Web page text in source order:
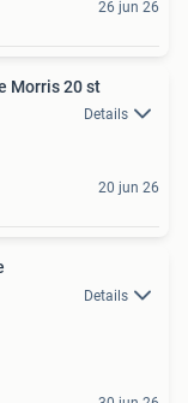
26 jun 26
Morris 20 st
Details
20 jun 26
Details